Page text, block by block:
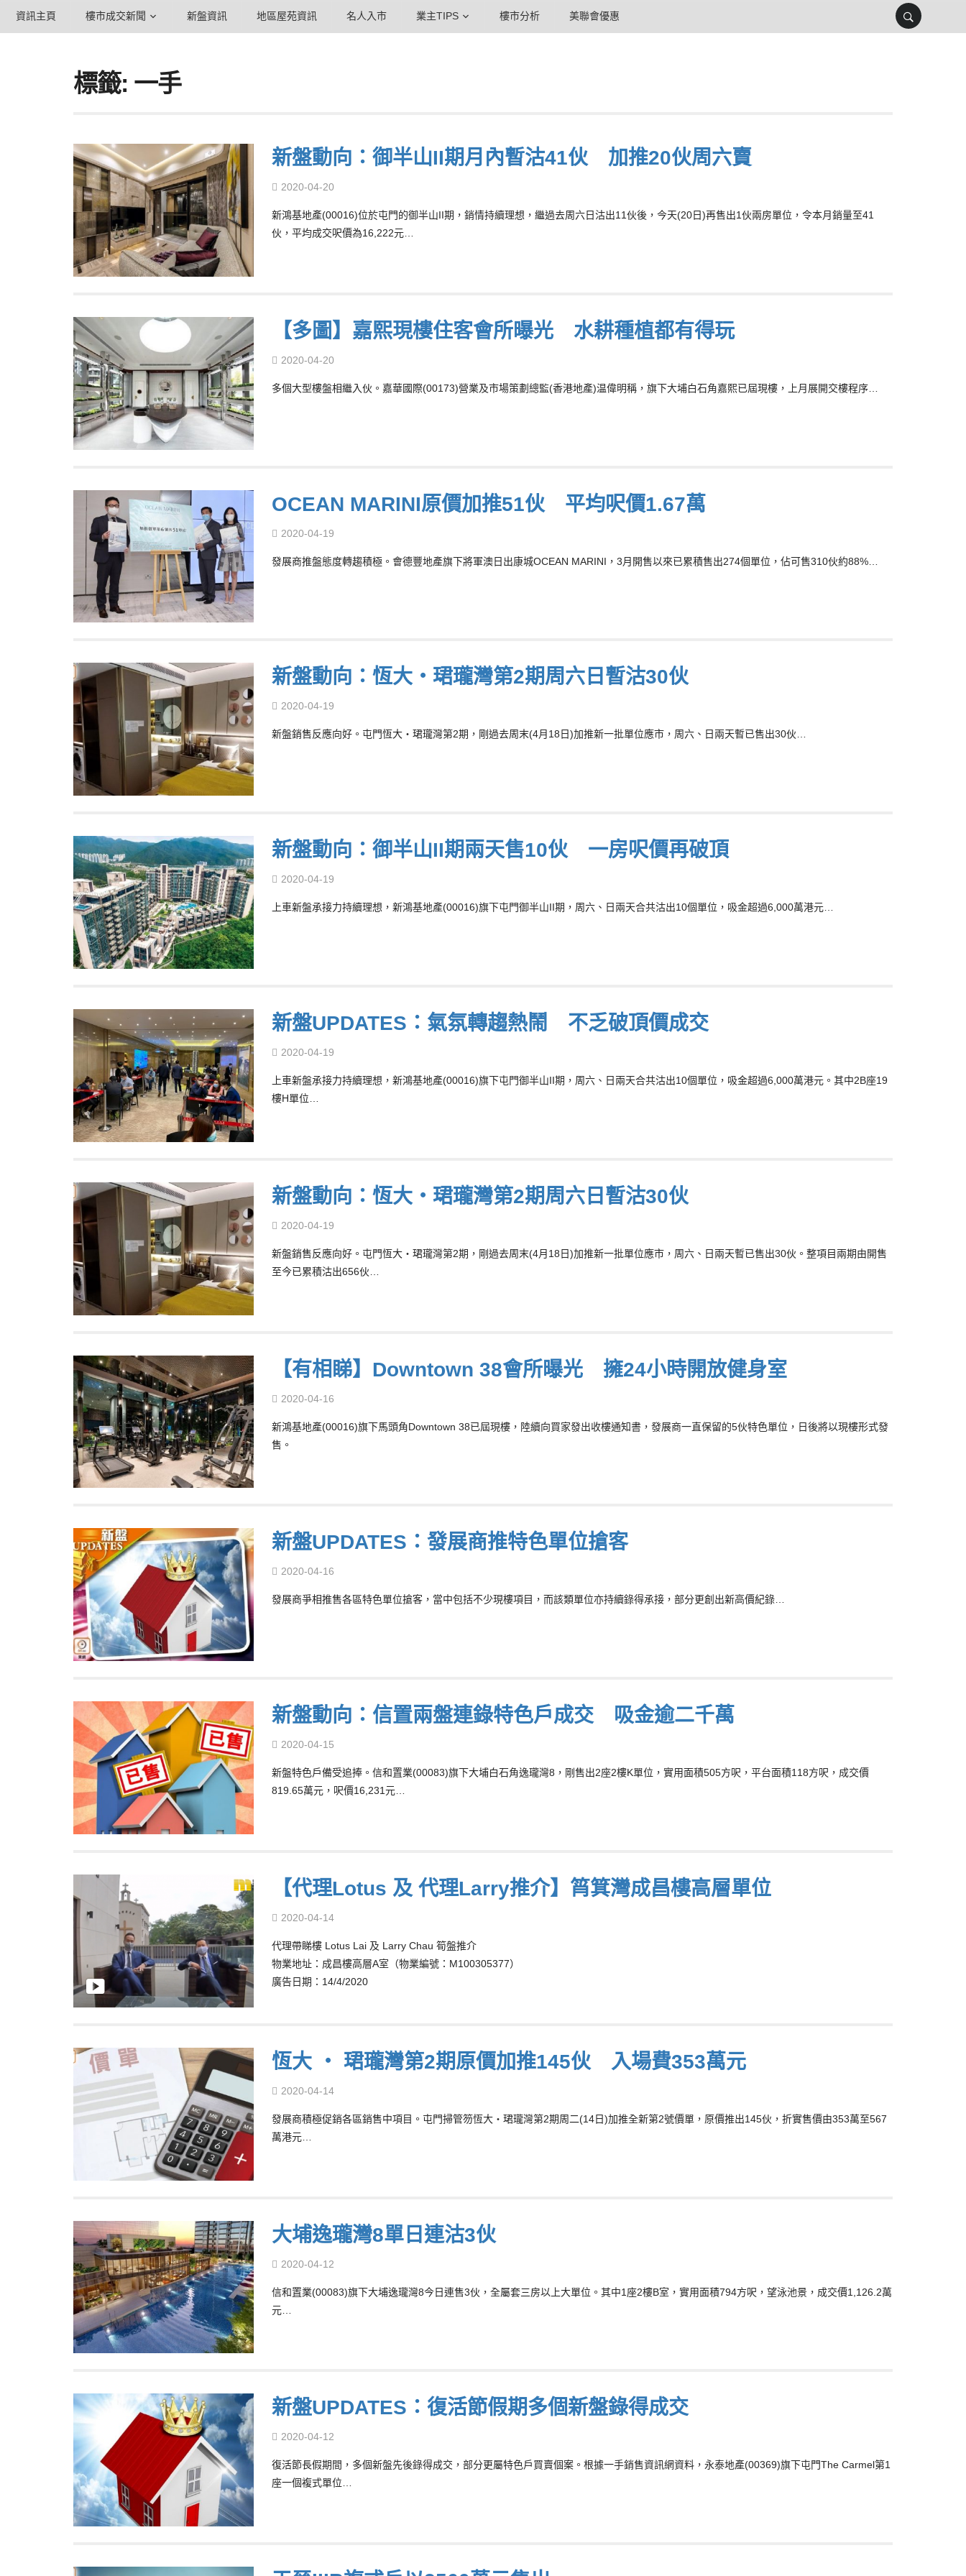
資訊主頁 樓市成交新聞 新盤資訊 地區屋苑資訊 名人入市 業主TIPS 樓市分析 美聯會優惠
標籤: 一手
新盤動向：御半山II期月內暫沽41伙 加推20伙周六賣
2020-04-20
新鴻基地產(00016)位於屯門的御半山II期，銷情持續理想，繼過去周六日沽出11伙後，今天(20日)再售出1伙兩房單位，令本月銷量至41
伙，平均成交呎價為16,222元…
【多圖】嘉熙現樓住客會所曝光 水耕種植都有得玩
2020-04-20
多個大型樓盤相繼入伙。嘉華國際(00173)營業及市場策劃總監(香港地產)温偉明稱，旗下大埔白石角嘉熙已屆現樓，上月展開交樓程序…
OCEAN MARINI原價加推51伙 平均呎價1.67萬
2020-04-19
發展商推盤態度轉趨積極。會德豐地產旗下將軍澳日出康城OCEAN MARINI，3月開售以來已累積售出274個單位，佔可售310伙約88%…
新盤動向：恆大‧珺瓏灣第2期周六日暫沽30伙
2020-04-19
新盤銷售反應向好。屯門恆大‧珺瓏灣第2期，剛過去周末(4月18日)加推新一批單位應市，周六、日兩天暫已售出30伙…
新盤動向：御半山II期兩天售10伙 一房呎價再破頂
2020-04-19
上車新盤承接力持續理想，新鴻基地產(00016)旗下屯門御半山II期，周六、日兩天合共沽出10個單位，吸金超過6,000萬港元…
新盤UPDATES：氣氛轉趨熱鬧 不乏破頂價成交
2020-04-19
上車新盤承接力持續理想，新鴻基地產(00016)旗下屯門御半山II期，周六、日兩天合共沽出10個單位，吸金超過6,000萬港元。其中2B座19
樓H單位…
新盤動向：恆大‧珺瓏灣第2期周六日暫沽30伙
2020-04-19
新盤銷售反應向好。屯門恆大‧珺瓏灣第2期，剛過去周末(4月18日)加推新一批單位應市，周六、日兩天暫已售出30伙。整項目兩期由開售
至今已累積沽出656伙…
【有相睇】Downtown 38會所曝光 擁24小時開放健身室
2020-04-16
新鴻基地產(00016)旗下馬頭角Downtown 38已屆現樓，陸續向買家發出收樓通知書，發展商一直保留的5伙特色單位，日後將以現樓形式發
售。
新盤UPDATES：發展商推特色單位搶客
2020-04-16
發展商爭相推售各區特色單位搶客，當中包括不少現樓項目，而該類單位亦持續錄得承接，部分更創出新高價紀錄…
新盤動向：信置兩盤連錄特色戶成交 吸金逾二千萬
2020-04-15
新盤特色戶備受追捧。信和置業(00083)旗下大埔白石角逸瓏灣8，剛售出2座2樓K單位，實用面積505方呎，平台面積118方呎，成交價
819.65萬元，呎價16,231元…
【代理Lotus 及 代理Larry推介】筲箕灣成昌樓高層單位
2020-04-14
代理帶睇樓 Lotus Lai 及 Larry Chau 筍盤推介
物業地址：成昌樓高層A室（物業編號：M100305377）
廣告日期：14/4/2020
恆大 ‧ 珺瓏灣第2期原價加推145伙 入場費353萬元
2020-04-14
發展商積極促銷各區銷售中項目。屯門掃管笏恆大‧珺瓏灣第2期周二(14日)加推全新第2號價單，原價推出145伙，折實售價由353萬至567
萬港元…
大埔逸瓏灣8單日連沽3伙
2020-04-12
信和置業(00083)旗下大埔逸瓏灣8今日連售3伙，全屬套三房以上大單位。其中1座2樓B室，實用面積794方呎，望泳池景，成交價1,126.2萬
元…
新盤UPDATES：復活節假期多個新盤錄得成交
2020-04-12
復活節長假期間，多個新盤先後錄得成交，部分更屬特色戶買賣個案。根據一手銷售資訊網資料，永泰地產(00369)旗下屯門The Carmel第1
座一個複式單位…